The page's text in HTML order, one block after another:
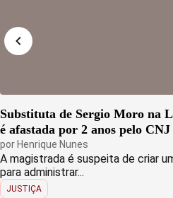
Substituta de Sergio Moro na
é afastada por 2 anos pelo CNJ
por Henrique Nunes
A magistrada é suspeita de criar
para administrar...
JUSTIÇA